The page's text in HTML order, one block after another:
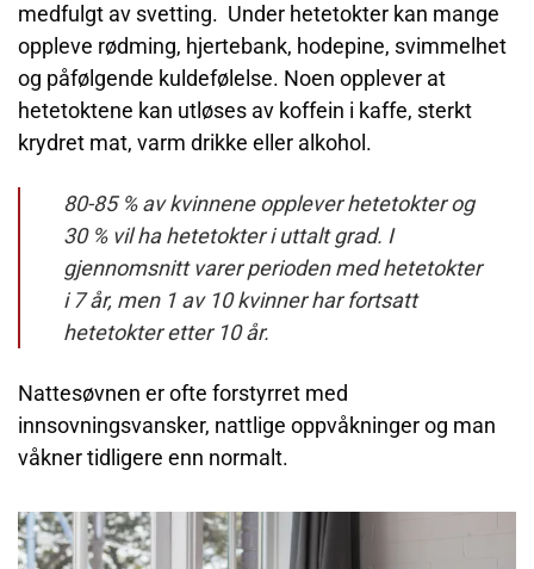
medfulgt av svetting. Under hetetokter kan mange
oppleve rødming, hjertebank, hodepine, svimmelhet
og påfølgende kuldefølelse. Noen opplever at
hetetoktene kan utløses av koffein i kaffe, sterkt
krydret mat, varm drikke eller alkohol.
80-85 % av kvinnene opplever hetetokter og
30 % vil ha hetetokter i uttalt grad. I
gjennomsnitt varer perioden med hetetokter
i 7 år, men 1 av 10 kvinner har fortsatt
hetetokter etter 10 år.
Nattesøvnen er ofte forstyrret med
innsovningsvansker, nattlige oppvåkninger og man
våkner tidligere enn normalt.